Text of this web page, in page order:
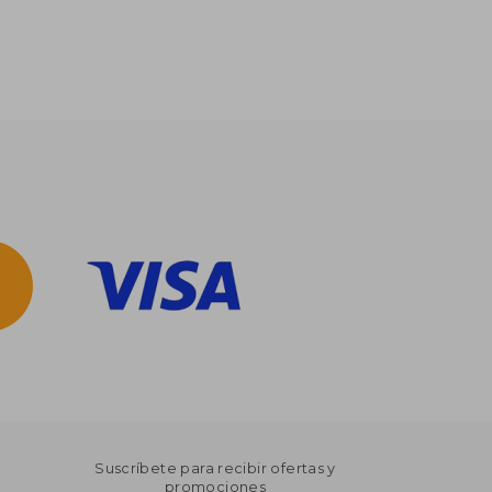
Suscríbete para recibir ofertas y
promociones